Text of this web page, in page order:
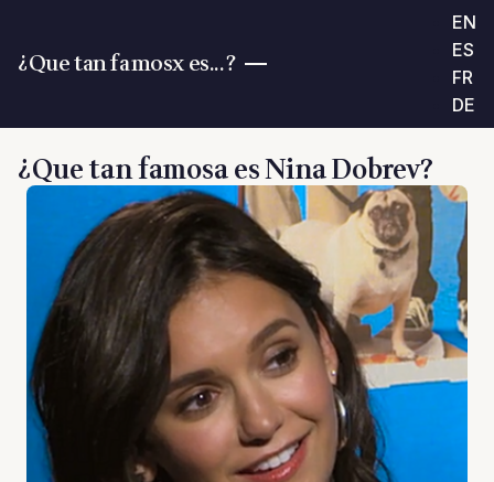
¿Que tan famosx es...?
EN
ES
FR
DE
¿Que tan famosa es Nina Dobrev?